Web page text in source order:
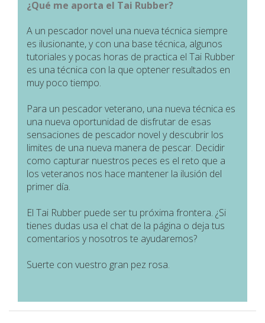
¿Qué me aporta el Tai Rubber?
A un pescador novel una nueva técnica siempre
es ilusionante, y con una base técnica, algunos
tutoriales y pocas horas de practica el Tai Rubber
es una técnica con la que optener resultados en
muy poco tiempo.
Para un pescador veterano, una nueva técnica es
una nueva oportunidad de disfrutar de esas
sensaciones de pescador novel y descubrir los
limites de una nueva manera de pescar. Decidir
como capturar nuestros peces es el reto que a
los veteranos nos hace mantener la ilusión del
primer día.
El Tai Rubber puede ser tu próxima frontera. ¿Si
tienes dudas usa el chat de la página o deja tus
comentarios y nosotros te ayudaremos?
Suerte con vuestro gran pez rosa.